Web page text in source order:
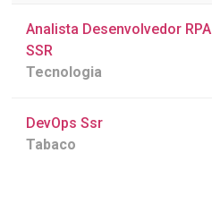
Analista Desenvolvedor RPA
SSR
Tecnologia
DevOps Ssr
Tabaco